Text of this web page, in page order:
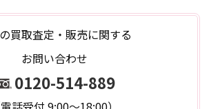
買取査定・販売に関する
お問い合わせ
0120-514-889